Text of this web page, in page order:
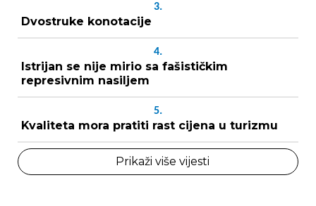
3.
Dvostruke konotacije
4.
Istrijan se nije mirio sa fašističkim
represivnim nasiljem
5.
Kvaliteta mora pratiti rast cijena u turizmu
Prikaži više vijesti